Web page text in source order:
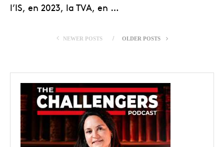
l’IS, en 2023, la TVA, en …
NEWER POSTS OLDER POSTS